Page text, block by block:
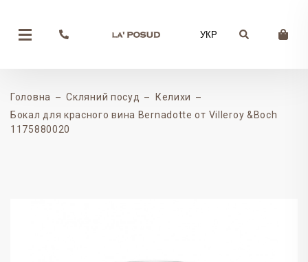
УКР
Головна Скляний посуд
Келихи
Бокал для красного вина Bernadotte от Villeroy &Boch
1175880020